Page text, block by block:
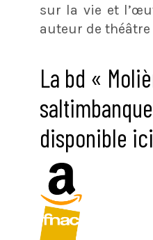
sur la vie et
auteur de
La bd «
disponible ici